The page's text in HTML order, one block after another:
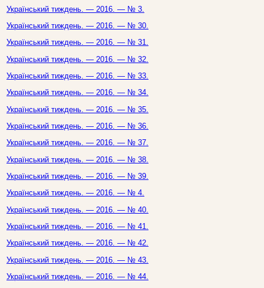
Український тиждень. — 2016. — № 3.
Український тиждень. — 2016. — № 30.
Український тиждень. — 2016. — № 31.
Український тиждень. — 2016. — № 32.
Український тиждень. — 2016. — № 33.
Український тиждень. — 2016. — № 34.
Український тиждень. — 2016. — № 35.
Український тиждень. — 2016. — № 36.
Український тиждень. — 2016. — № 37.
Український тиждень. — 2016. — № 38.
Український тиждень. — 2016. — № 39.
Український тиждень. — 2016. — № 4.
Український тиждень. — 2016. — № 40.
Український тиждень. — 2016. — № 41.
Український тиждень. — 2016. — № 42.
Український тиждень. — 2016. — № 43.
Український тиждень. — 2016. — № 44.